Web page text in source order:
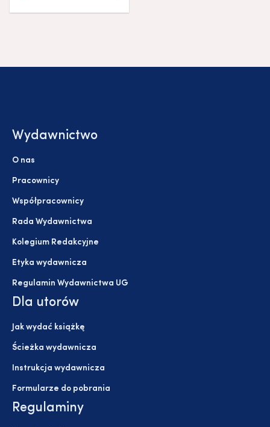
Wydawnictwo
O nas
Pracownicy
Współpracownicy
Rada Wydawnictwa
Kolegium Redakcyjne
Etyka wydawnicza
Regulamin Wydawnictwa UG
Dla utorów
Jak wydać książkę
Ścieżka wydawnicza
Instrukcja wydawnicza
Formularze do pobrania
Regulaminy